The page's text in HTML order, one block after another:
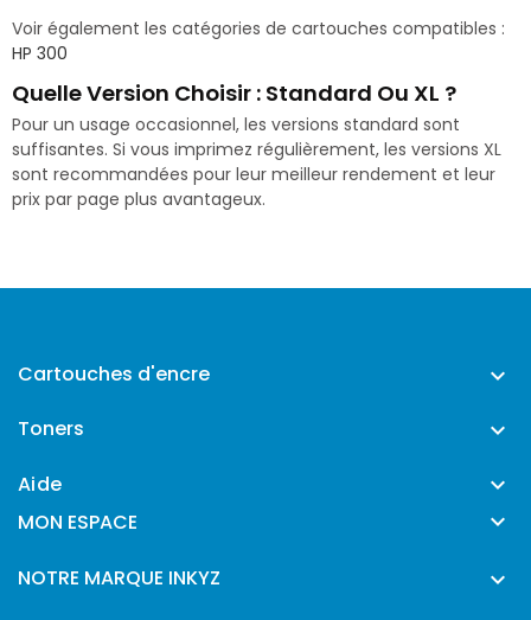
Voir également les catégories de cartouches compatibles :
HP 300
Quelle Version Choisir : Standard Ou XL ?
Pour un usage occasionnel, les versions standard sont
suffisantes. Si vous imprimez régulièrement, les versions XL
sont recommandées pour leur meilleur rendement et leur
prix par page plus avantageux.
Cartouches d'encre 
Toners 
Aide 
MON ESPACE 
NOTRE MARQUE INKYZ 